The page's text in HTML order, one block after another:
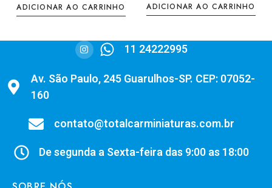
ADICIONAR AO CARRINHO ADICIONAR AO CARRINHO
11 24222995
Av. São Paulo, 245 Guarulhos-SP. CEP: 07052-
160
contato@totalcarminiaturas.com.br
De segunda a Sexta-feira das 9:00 as 18:00